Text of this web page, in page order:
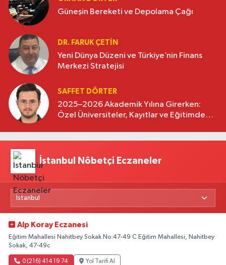
Güneşin Bereketi ve Depolama Çağı
DR. FARUK ÇETİN
Yeni Dünya Düzeni ve Türkiye’nin Finans
Merkezi Stratejisi
SAFFET DÖRTER
2025–2026 Akademik Yılına Girerken:
Özel Üniversiteler, Kayıtlar ve Eğitimde
İstanbul Nöbetçi Eczaneler
Alp Koray Eczanesi
Eğitim Mahallesi Nahitbey Sokak No:47-49 C Eğitim Mahallesi, Nahitbey
Sokak, 47-49c
0 (216) 414 19 74 Yol Tarifi Al